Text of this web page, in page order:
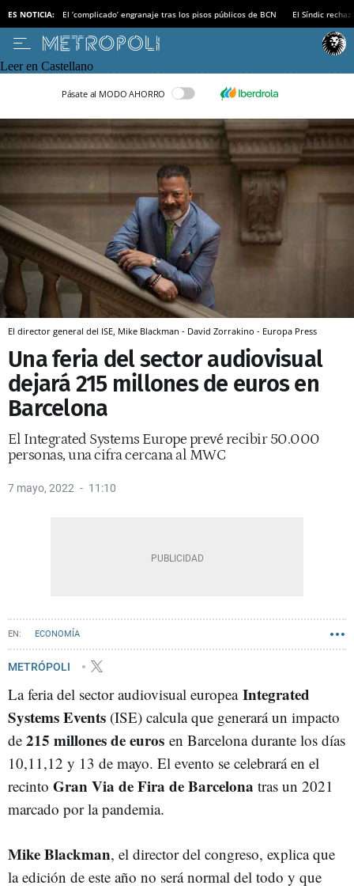
ES NOTICIA: El ‘complicado’ engranaje tras los pisos públicos de BCN El Síndic
Leer en Castellano
Pásate al MODO AHORRO
El director general del ISE, Mike Blackman - David Zorrakino - Europa Press
Una feria del sector audiovisual
dejará 215 millones de euros en
Barcelona
El Integrated Systems Europe prevé recibir 50.000
personas, una cifra cercana al MWC
7 mayo, 2022 11:10
ECONOMÍA
METRÓPOLI
La feria del sector audiovisual europea Integrated
Systems Events (ISE) calcula que generará un impacto
de 215 millones de euros en Barcelona durante los días
10,11,12 y 13 de mayo. El evento se celebrará en el
recinto Gran Via de Fira de Barcelona tras un 2021
marcado por la pandemia.
Mike Blackman, el director del congreso, explica que
la edición de este año no será normal del todo y que